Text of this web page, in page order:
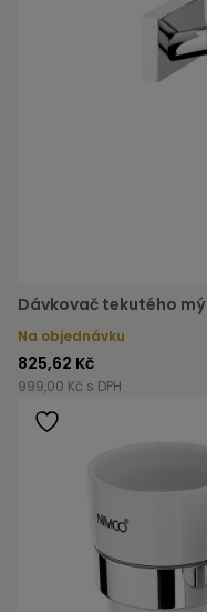
Dávkovač tekutého
Na objednávku
825,62 Kč
999,00 Kč s DPH